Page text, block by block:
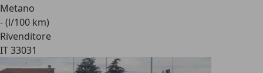
Metano
- (l/100 km)
Rivenditore
IT 33031